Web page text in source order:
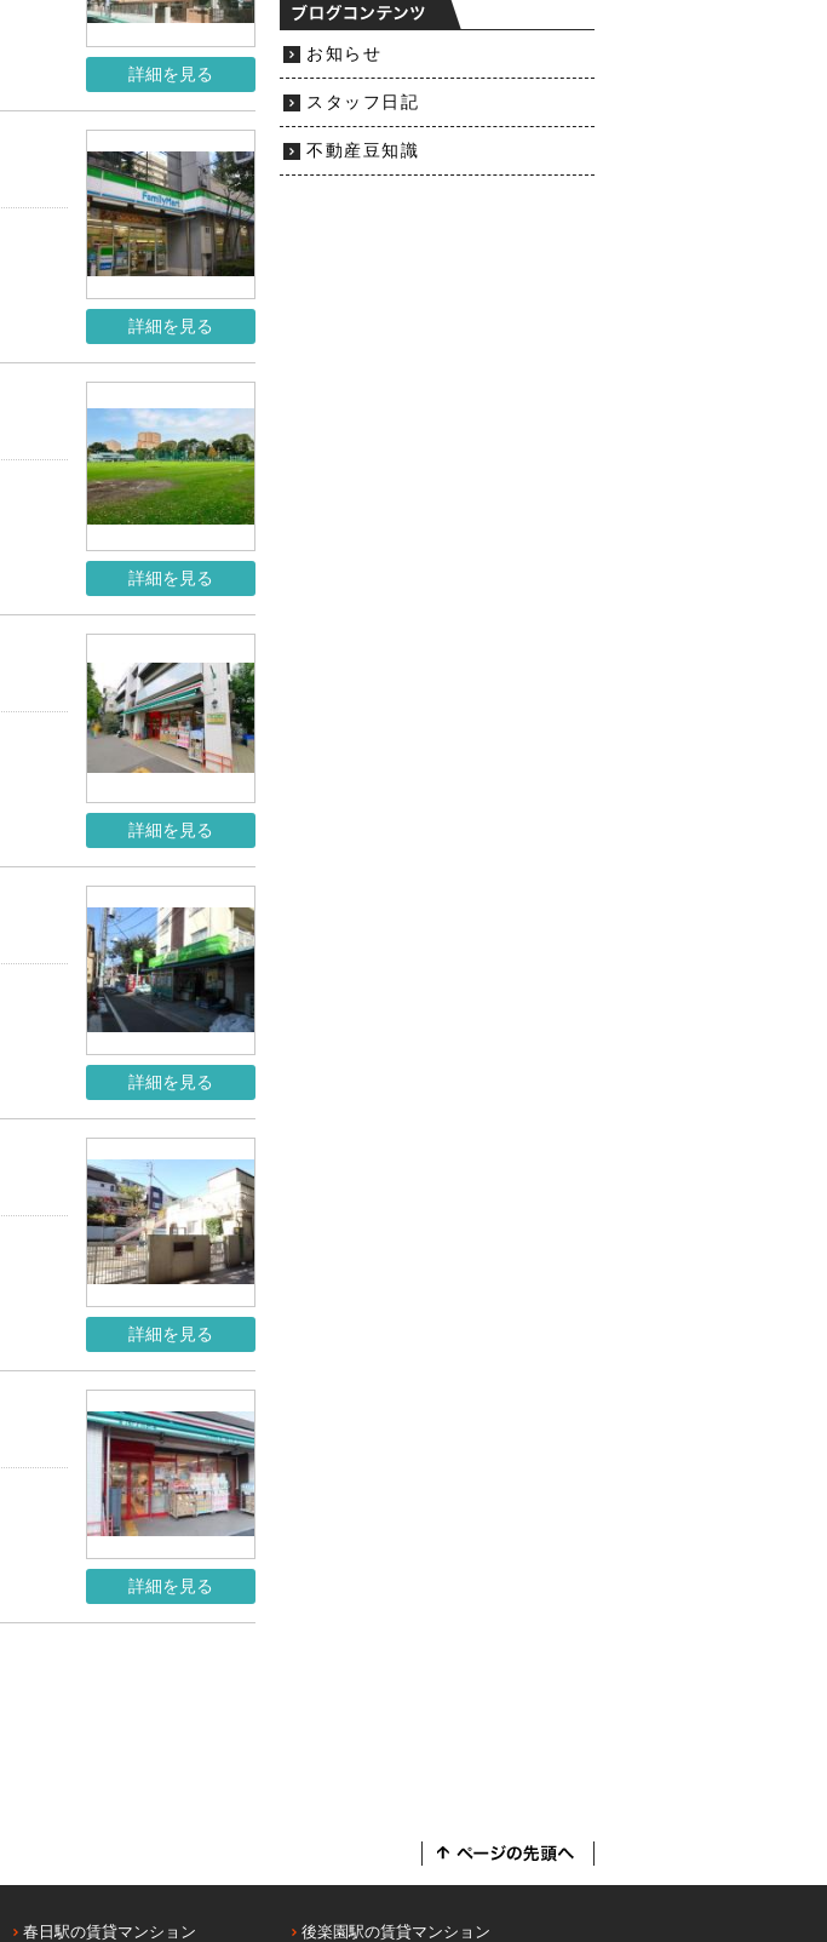
詳細を見る
詳細を見る
詳細を見る
詳細を見る
詳細を見る
詳細を見る
詳細を見る
お知らせ
スタッフ日記
不動産豆知識
春日駅の賃貸マンション 後楽園駅の賃貸マンション